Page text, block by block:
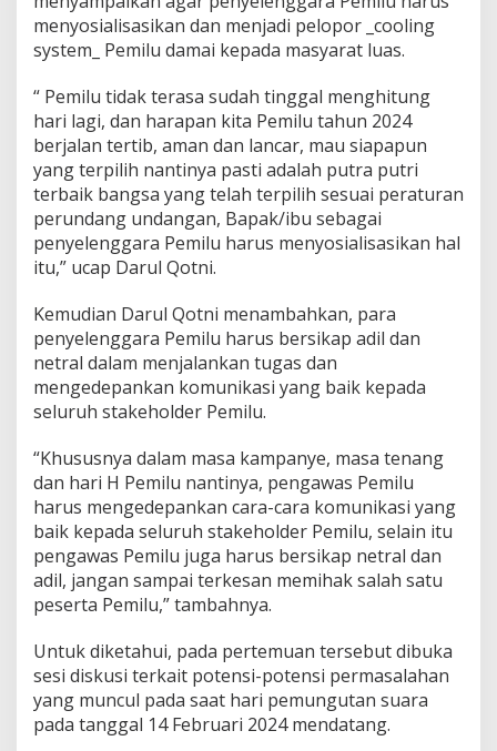
m
2
0
menyosialisasikan dan menjadi pelopor _cooling
system_ Pemilu damai kepada masyarat luas.
“ Pemilu tidak terasa sudah tinggal menghitung
hari lagi, dan harapan kita Pemilu tahun 2024
berjalan tertib, aman dan lancar, mau siapapun
yang terpilih nantinya pasti adalah putra putri
terbaik bangsa yang telah terpilih sesuai peraturan
perundang undangan, Bapak/ibu sebagai
penyelenggara Pemilu harus menyosialisasikan hal
itu,” ucap Darul Qotni.
Kemudian Darul Qotni menambahkan, para
penyelenggara Pemilu harus bersikap adil dan
netral dalam menjalankan tugas dan
mengedepankan komunikasi yang baik kepada
seluruh stakeholder Pemilu.
“Khususnya dalam masa kampanye, masa tenang
dan hari H Pemilu nantinya, pengawas Pemilu
harus mengedepankan cara-cara komunikasi yang
baik kepada seluruh stakeholder Pemilu, selain itu
pengawas Pemilu juga harus bersikap netral dan
adil, jangan sampai terkesan memihak salah satu
peserta Pemilu,” tambahnya.
Untuk diketahui, pada pertemuan tersebut dibuka
sesi diskusi terkait potensi-potensi permasalahan
yang muncul pada saat hari pemungutan suara
pada tanggal 14 Februari 2024 mendatang.